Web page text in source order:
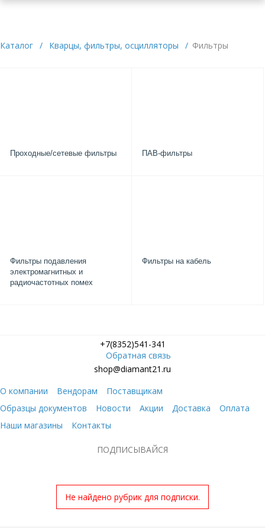
Каталог / Кварцы, фильтры, осцилляторы / Фильтры
Проходные/сетевые фильтры ПАВ-фильтры
Фильтры подавления
электромагнитных и
радиочастотных помех
Фильтры на кабель
+7(8352)541-341
Обратная связь
shop@diamant21.ru
О компании
Вендорам
Поставщикам
Образцы документов
Новости Акции Доставка
Оплата
Наши магазины
Контакты
ПОДПИСЫВАЙСЯ
Не найдено рубрик для подписки.